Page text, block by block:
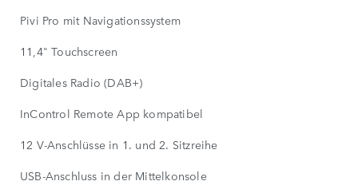
Pivi Pro mit Navigationssystem
11,4" Touchscreen
Digitales Radio (DAB+)
InControl Remote App kompatibel
12 V-Anschlüsse in 1. und 2. Sitzreihe
USB-Anschluss in der Mittelkonsole